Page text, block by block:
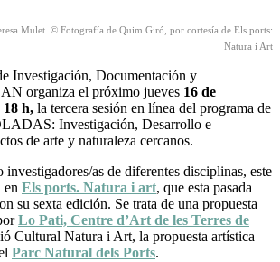
Mulet. © Fotografía de Quim Giró, por cortesía de Els ports:
Natura i Art
Investigación, Documentación y
organiza el próximo jueves 16 de
18 h, la tercera sesión en línea del programa de
Investigación, Desarrollo e
de arte y naturaleza cercanos.
as de diferentes disciplinas, este
en Els ports. Natura i art, que esta pasada
su sexta edición. Se trata de una propuesta
Lo Pati, Centre d’Art de les Terres de
Cultural Natura i Art, la propuesta artística
Parc Natural dels Ports.